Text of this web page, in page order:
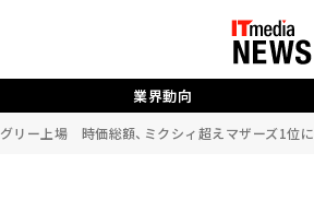
業界動向
グリー上場 時価総額、ミクシィ超えマザーズ1位に